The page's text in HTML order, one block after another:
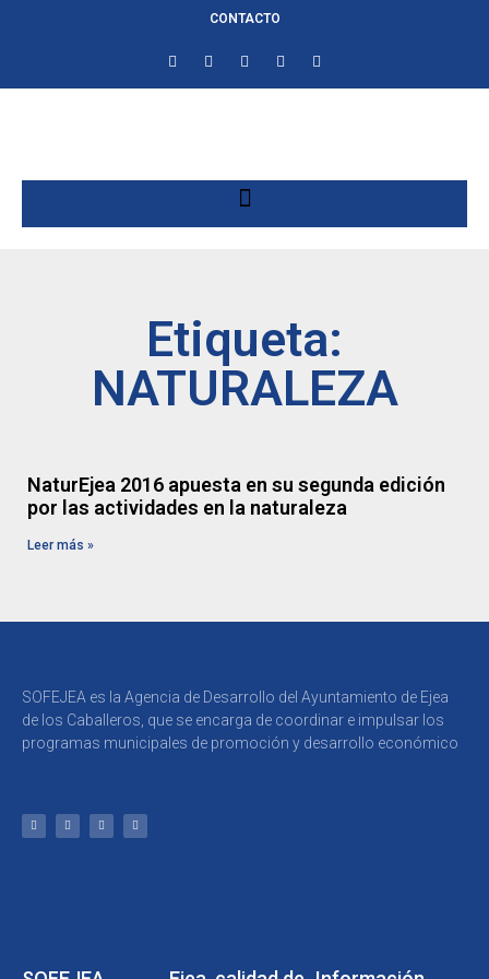
CONTACTO
Etiqueta:
NATURALEZA
NaturEjea 2016 apuesta en su segunda edición
por las actividades en la naturaleza
Leer más »
SOFEJEA es la Agencia de Desarrollo del Ayuntamiento de Ejea
de los Caballeros, que se encarga de coordinar e impulsar los
programas municipales de promoción y desarrollo económico